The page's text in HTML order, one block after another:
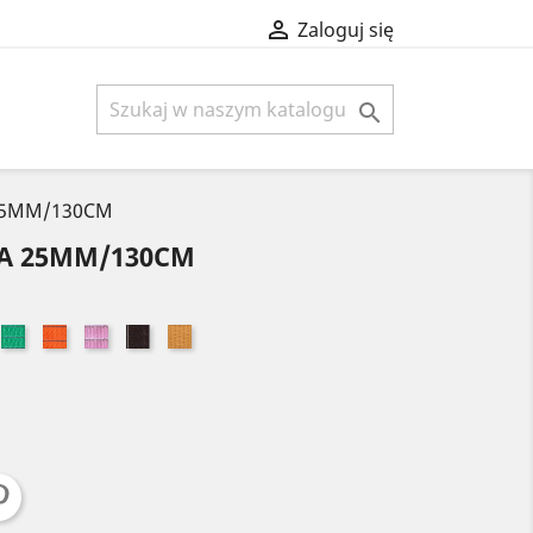
 Zaloguj się

130CM
25MM/130CM
ZielonyPomarańczowy
Jasny
Brązowy